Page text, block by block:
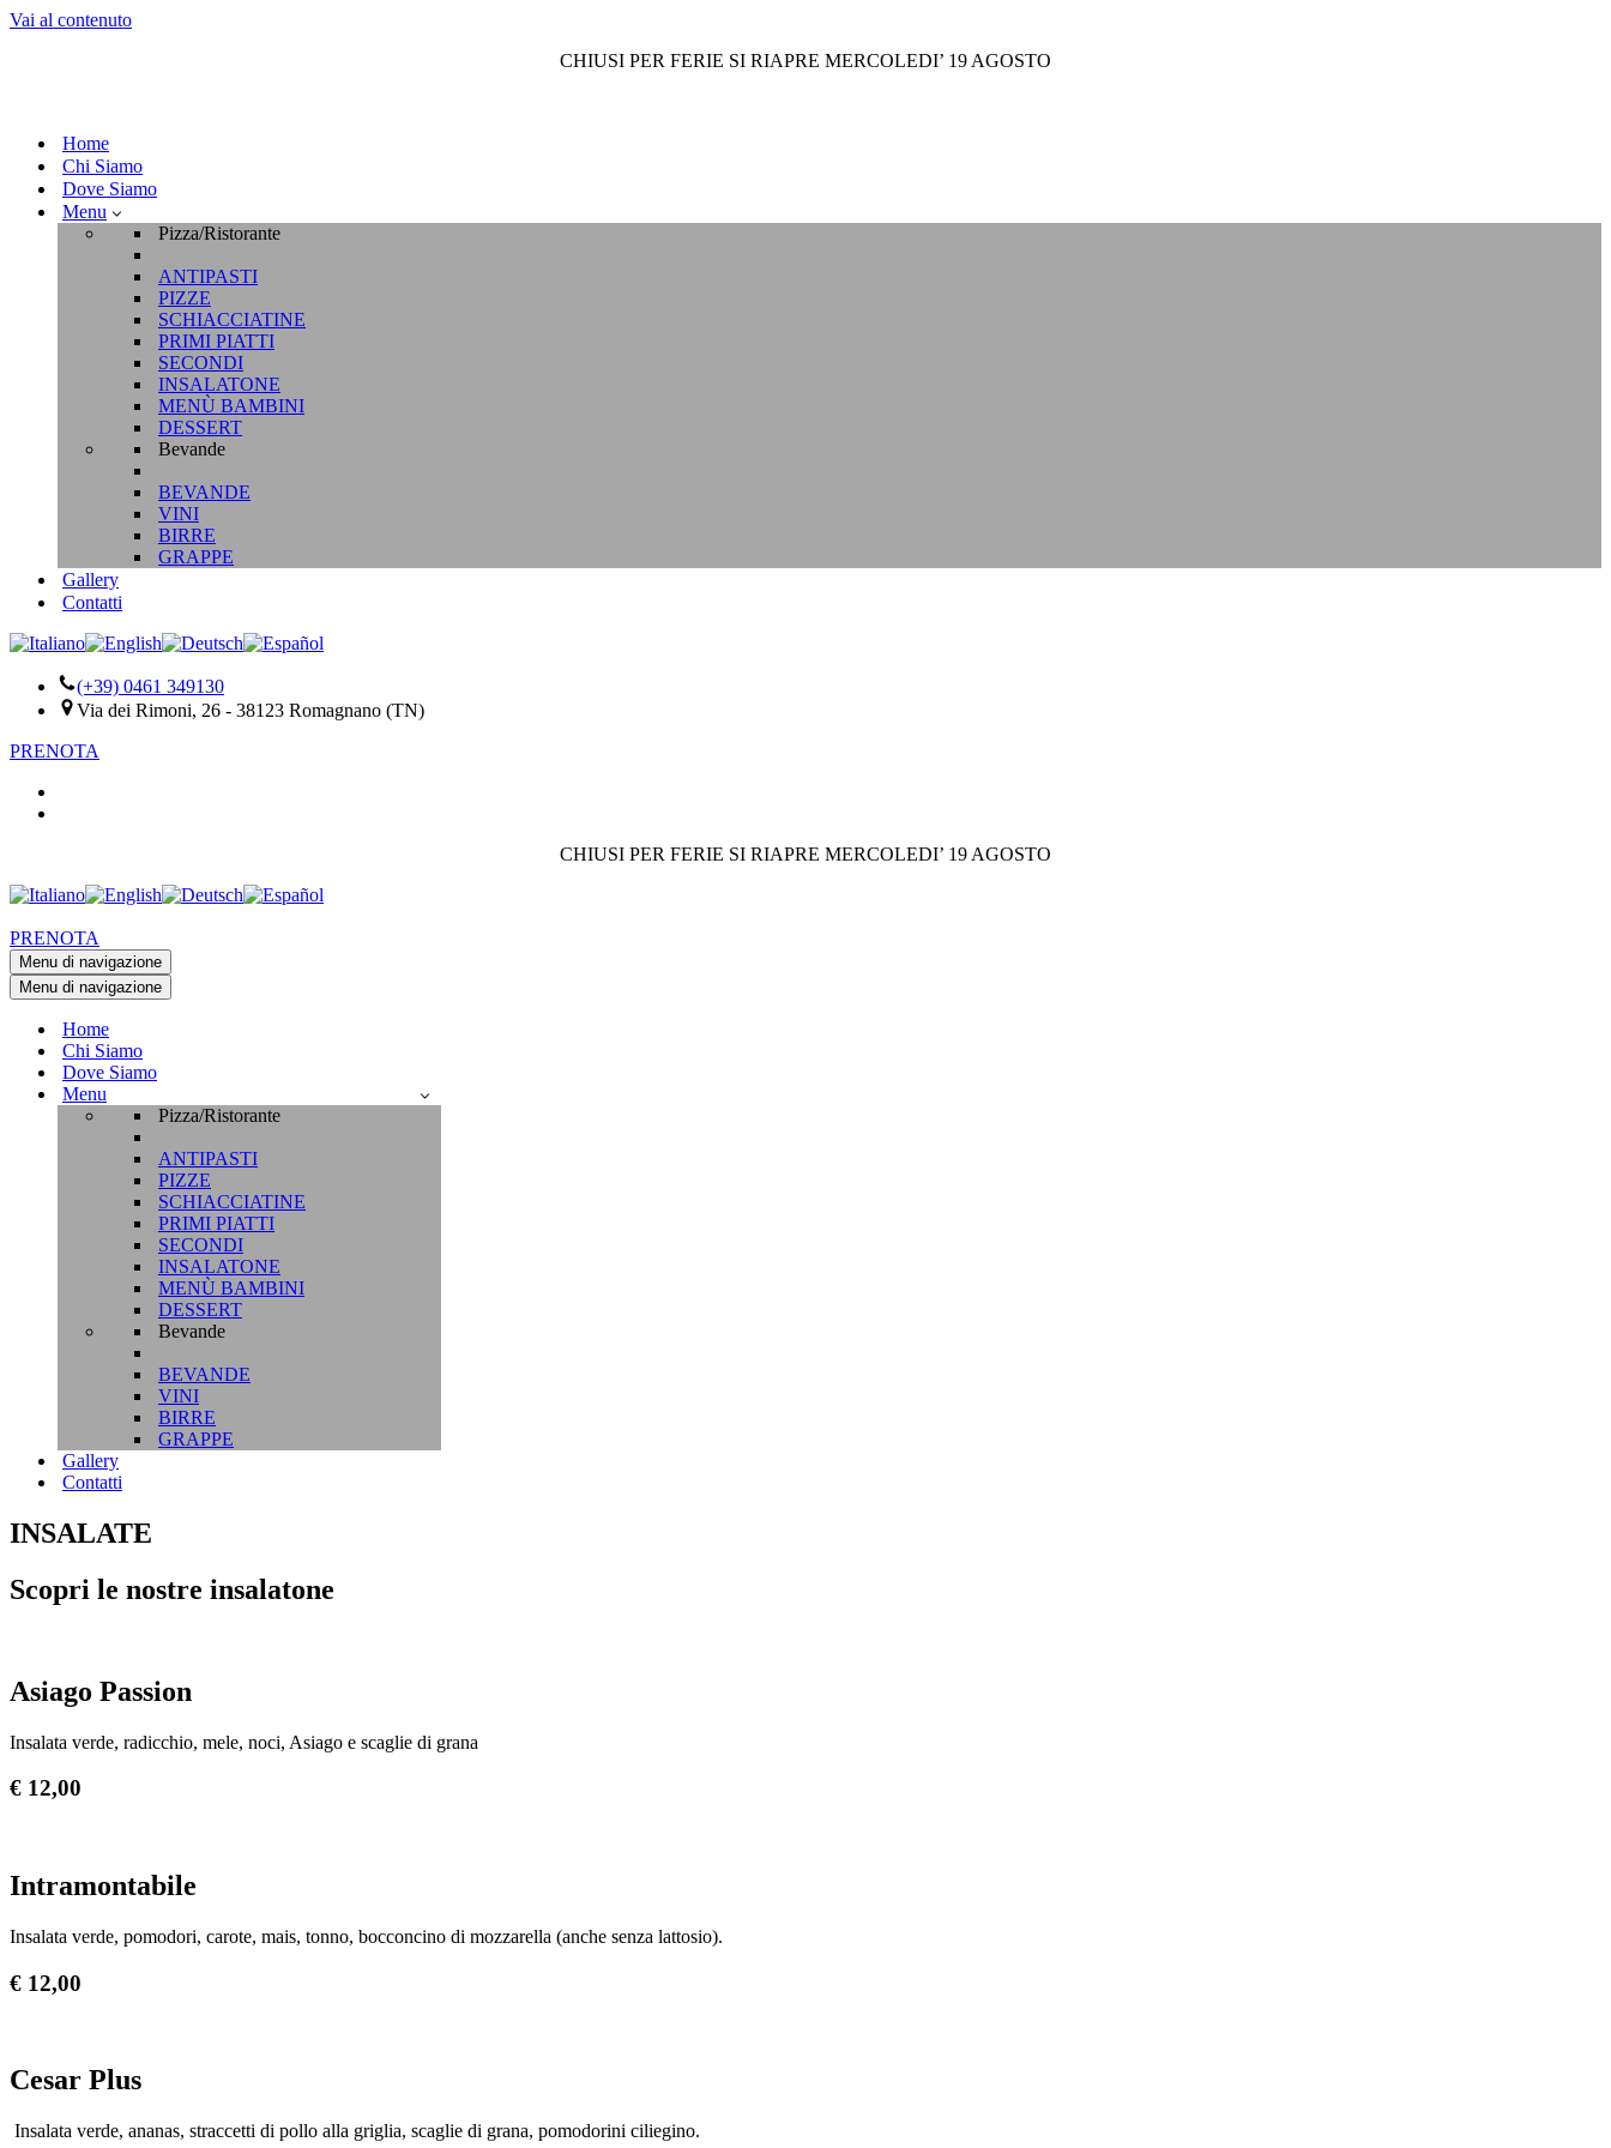
Vai al contenuto
CHIUSI PER FERIE SI RIAPRE MERCOLEDI’ 19 AGOSTO
Home
Chi Siamo
Dove Siamo
Menu
Pizza/Ristorante
ANTIPASTI
PIZZE
SCHIACCIATINE
PRIMI PIATTI
SECONDI
INSALATONE
MENÙ BAMBINI
DESSERT
Bevande
BEVANDE
VINI
BIRRE
GRAPPE
Gallery
Contatti
(+39) 0461 349130
Via dei Rimoni, 26 - 38123 Romagnano (TN)
PRENOTA
CHIUSI PER FERIE SI RIAPRE MERCOLEDI’ 19 AGOSTO
PRENOTA
Menu di navigazione
Menu di navigazione
Home
Chi Siamo
Dove Siamo
Menu
Pizza/Ristorante
ANTIPASTI
PIZZE
SCHIACCIATINE
PRIMI PIATTI
SECONDI
INSALATONE
MENÙ BAMBINI
DESSERT
Bevande
BEVANDE
VINI
BIRRE
GRAPPE
Gallery
Contatti
INSALATE
Scopri le nostre insalatone
Asiago Passion
Insalata verde, radicchio, mele, noci, Asiago e scaglie di grana
€ 12,00
Intramontabile
Insalata verde, pomodori, carote, mais, tonno, bocconcino di mozzarella (anche senza lattosio).
€ 12,00
Cesar Plus
Insalata verde, ananas, straccetti di pollo alla griglia, scaglie di grana, pomodorini ciliegino.